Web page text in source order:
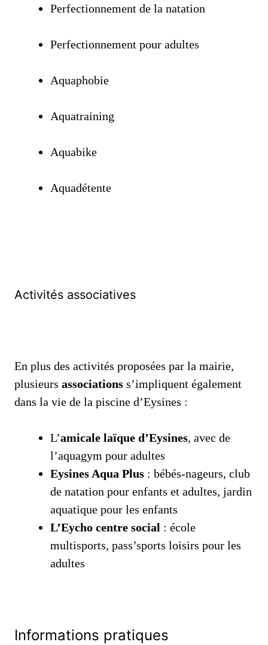
Perfectionnement de la natation
Perfectionnement pour adultes
Aquaphobie
Aquatraining
Aquabike
Aquadétente
Activités associatives
En plus des activités proposées par la mairie,
plusieurs associations s’impliquent également
dans la vie de la piscine d’Eysines :
L’amicale laïque d’Eysines, avec de
l’aquagym pour adultes
Eysines Aqua Plus : bébés-nageurs, club
de natation pour enfants et adultes, jardin
aquatique pour les enfants
L’Eycho centre social : école
multisports, pass’sports loisirs pour les
adultes
Informations pratiques